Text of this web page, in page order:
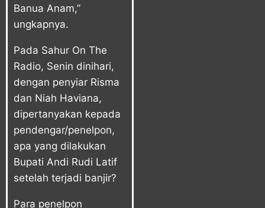
Banua Anam,”
ungkapnya.
Pada Sahur On The
Radio, Senin dinihari,
dengan penyiar Risma
dan Niah Haviana,
dipertanyakan kepada
pendengar/penelpon,
apa yang dilakukan
Bupati Andi Rudi Latif
setelah terjadi banjir?
Para penelpon